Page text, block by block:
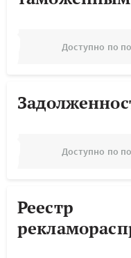
Доступно по
Доступно по
Реестр